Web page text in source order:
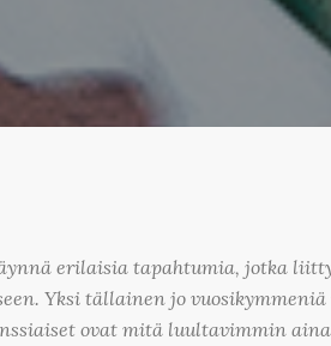
erilaisia tapahtumia, jotka
Yksi tällainen jo
ovat mitä luultavimmin